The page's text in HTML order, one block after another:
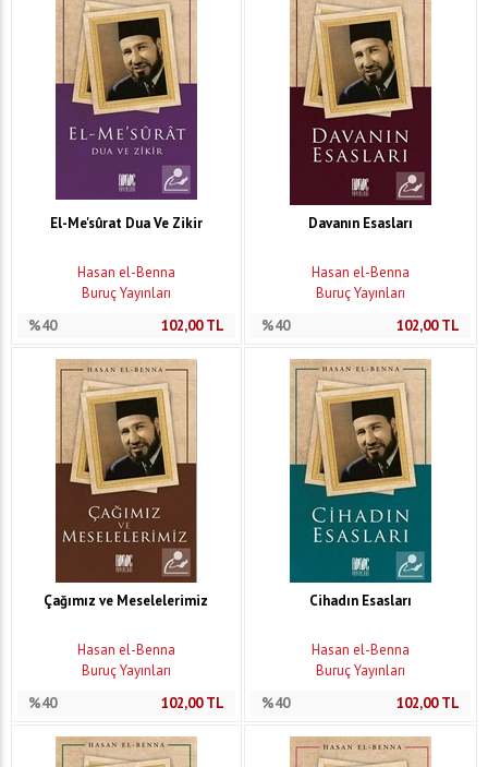
El-Me'sûrat Dua Ve Zikir
Hasan el-Benna
Buruç Yayınları
%40
102,00TL
Davanın Esasları
Hasan el-Benna
Buruç Yayınları
%40
102,00TL
Çağımız ve Meselelerimiz
Hasan el-Benna
Buruç Yayınları
%40
102,00TL
Cihadın Esasları
Hasan el-Benna
Buruç Yayınları
%40
102,00TL